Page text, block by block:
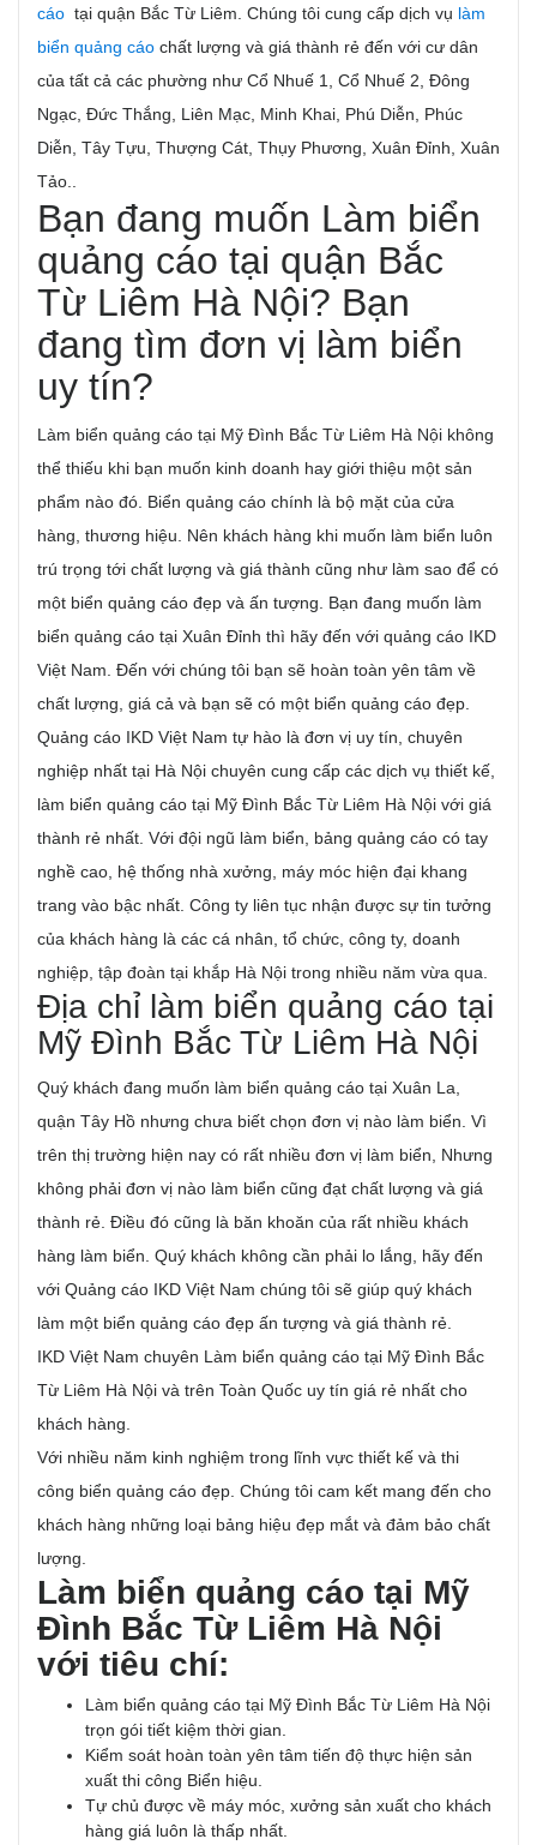
cáo tại quận Bắc Từ Liêm. Chúng tôi cung cấp dịch vụ làm
biển quảng cáo chất lượng và giá thành rẻ đến với cư dân
của tất cả các phường như Cổ Nhuế 1, Cổ Nhuế 2, Đông
Ngạc, Đức Thắng, Liên Mạc, Minh Khai, Phú Diễn, Phúc
Diễn, Tây Tựu, Thượng Cát, Thụy Phương, Xuân Đỉnh, Xuân
Tảo..
Bạn đang muốn Làm biển
quảng cáo tại quận Bắc
Từ Liêm Hà Nội? Bạn
đang tìm đơn vị làm biển
uy tín?
Làm biển quảng cáo tại Mỹ Đình Bắc Từ Liêm Hà Nội không
thể thiếu khi bạn muốn kinh doanh hay giới thiệu một sản
phẩm nào đó. Biển quảng cáo chính là bộ mặt của cửa
hàng, thương hiệu. Nên khách hàng khi muốn làm biển luôn
trú trọng tới chất lượng và giá thành cũng như làm sao để có
một biển quảng cáo đẹp và ấn tượng. Bạn đang muốn làm
biển quảng cáo tại Xuân Đỉnh thì hãy đến với quảng cáo IKD
Việt Nam. Đến với chúng tôi bạn sẽ hoàn toàn yên tâm về
chất lượng, giá cả và bạn sẽ có một biển quảng cáo đẹp.
Quảng cáo IKD Việt Nam tự hào là đơn vị uy tín, chuyên
nghiệp nhất tại Hà Nội chuyên cung cấp các dịch vụ thiết kế,
làm biển quảng cáo tại Mỹ Đình Bắc Từ Liêm Hà Nội với giá
thành rẻ nhất. Với đội ngũ làm biển, bảng quảng cáo có tay
nghề cao, hệ thống nhà xưởng, máy móc hiện đại khang
trang vào bậc nhất. Công ty liên tục nhận được sự tin tưởng
của khách hàng là các cá nhân, tổ chức, công ty, doanh
nghiệp, tập đoàn tại khắp Hà Nội trong nhiều năm vừa qua.
Địa chỉ làm biển quảng cáo tại
Mỹ Đình Bắc Từ Liêm Hà Nội
Quý khách đang muốn làm biển quảng cáo tại Xuân La,
quận Tây Hồ nhưng chưa biết chọn đơn vị nào làm biển. Vì
trên thị trường hiện nay có rất nhiều đơn vị làm biển, Nhưng
không phải đơn vị nào làm biển cũng đạt chất lượng và giá
thành rẻ. Điều đó cũng là băn khoăn của rất nhiều khách
hàng làm biển. Quý khách không cần phải lo lắng, hãy đến
với Quảng cáo IKD Việt Nam chúng tôi sẽ giúp quý khách
làm một biển quảng cáo đẹp ấn tượng và giá thành rẻ.
IKD Việt Nam chuyên Làm biển quảng cáo tại Mỹ Đình Bắc
Từ Liêm Hà Nội và trên Toàn Quốc uy tín giá rẻ nhất cho
khách hàng.
Với nhiều năm kinh nghiệm trong lĩnh vực thiết kế và thi
công biển quảng cáo đẹp. Chúng tôi cam kết mang đến cho
khách hàng những loại bảng hiệu đẹp mắt và đảm bảo chất
lượng.
Làm biển quảng cáo tại Mỹ
Đình Bắc Từ Liêm Hà Nội
với tiêu chí:
Làm biển quảng cáo tại Mỹ Đình Bắc Từ Liêm Hà Nội
trọn gói tiết kiệm thời gian.
Kiểm soát hoàn toàn yên tâm tiến độ thực hiện sản
xuất thi công Biển hiệu.
Tự chủ được về máy móc, xưởng sản xuất cho khách
hàng giá luôn là thấp nhất.